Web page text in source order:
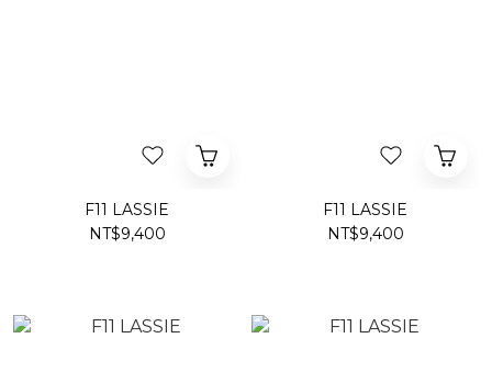
F11 LASSIE
NT$9,400
F11 LASSIE
NT$9,400